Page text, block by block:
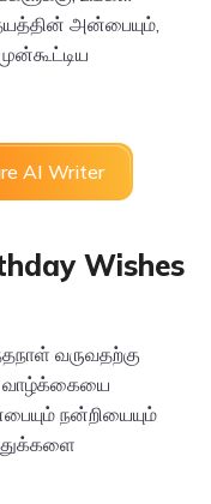
அன்பையும்,
AI Writer
Wishes
வருவதற்கு
வாழ்க்கையை
நன்றியையும்